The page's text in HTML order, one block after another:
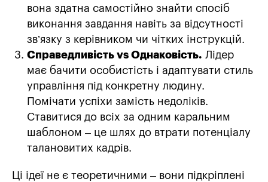
вона здатна самостійно знайти спосіб
виконання завдання навіть за відсутності
зв’язку з керівником чи чітких інструкцій.
Справедливість vs Однаковість. Лідер
має бачити особистість і адаптувати стиль
управління під конкретну людину.
Помічати успіхи замість недоліків.
Ставитися до всіх за одним каральним
шаблоном – це шлях до втрати потенціалу
талановитих кадрів.
Ці ідеї не є теоретичними – вони підкріплені